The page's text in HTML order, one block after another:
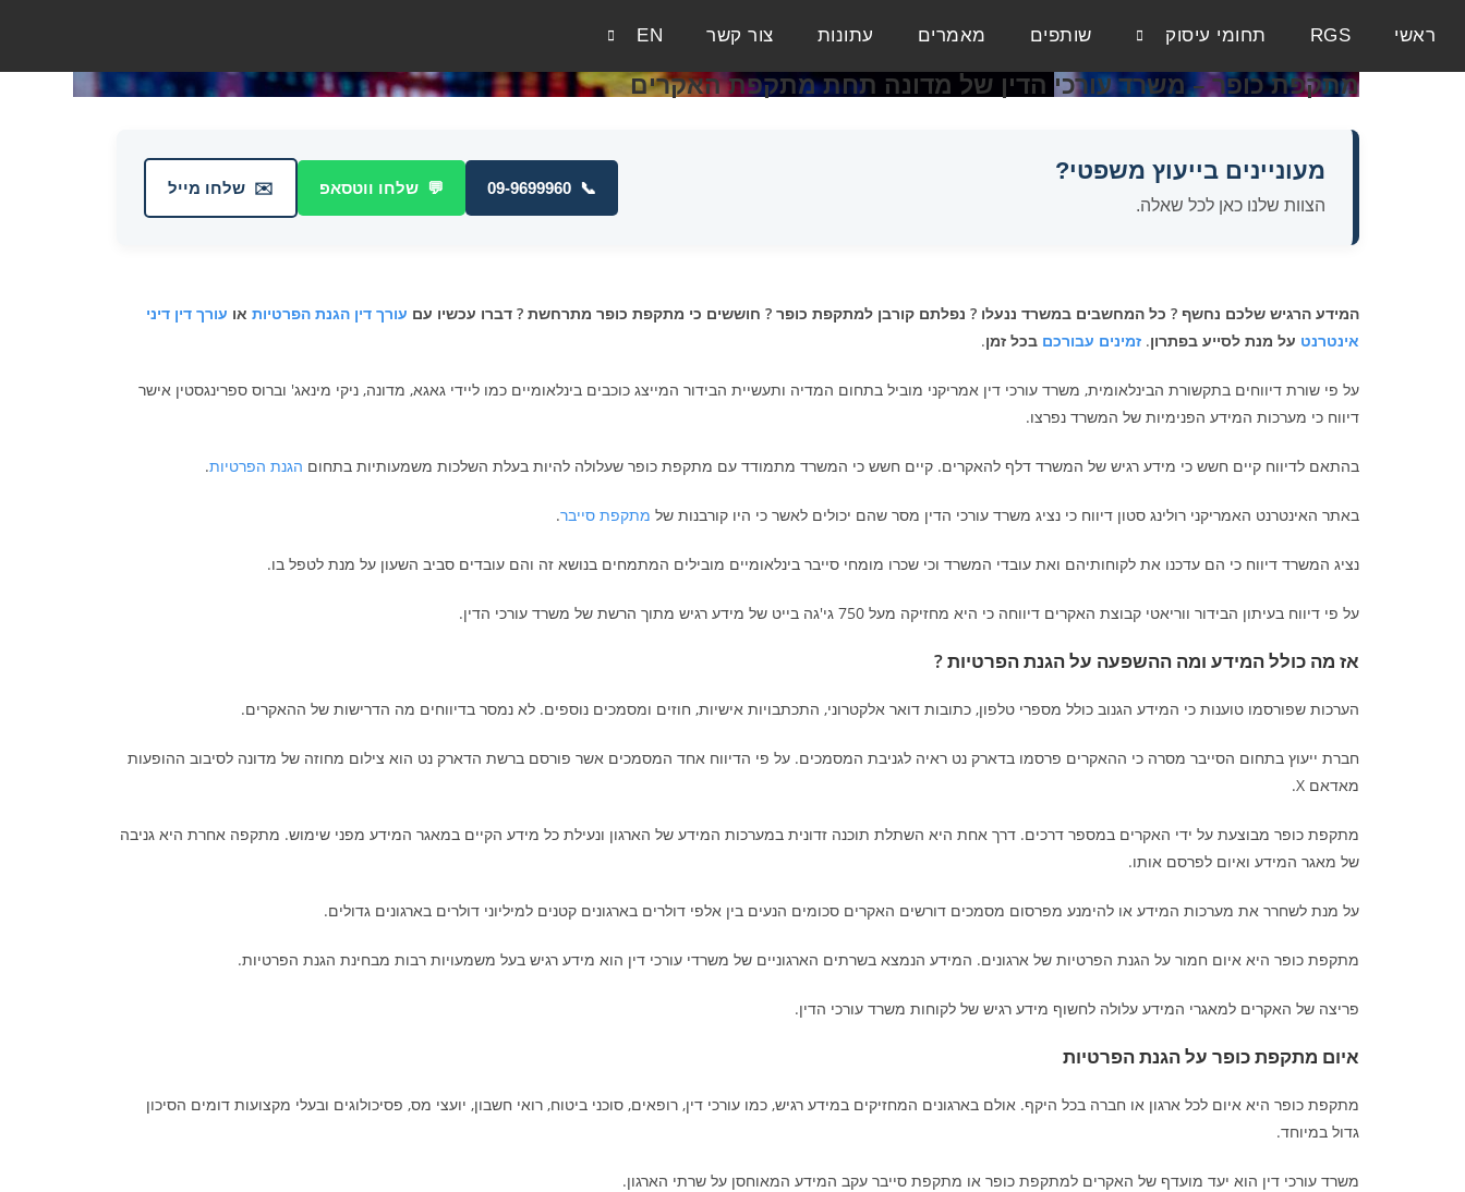
ראשי RGS תחומי עיסוק שותפים מאמרים עתונות צור קשר EN
מתקפת כופר – משרד עורכי הדין של מדונה תחת מתקפת האקרים
מעוניינים בייעוץ משפטי?
הצוות שלנו כאן לכל שאלה.
📞
09-9699960
💬 שלחו ווטסאפ ✉️ שלחו מייל
המידע הרגיש שלכם נחשף ? כל המחשבים במשרד ננעלו ? נפלתם קורבן למתקפת כופר ? חוששים כי מתקפת כופר מתרחשת ? דברו עכשיו עם עורך דין הגנת הפרטיות או עורך דין דיני
אינטרנט על מנת לסייע בפתרון. זמינים עבורכם בכל זמן.
על פי שורת דיווחים בתקשורת הבינלאומית, משרד עורכי דין אמריקני מוביל בתחום המדיה ותעשיית הבידור המייצג כוכבים בינלאומיים כמו ליידי גאגא, מדונה, ניקי מינאג' וברוס ספרינגסטין אישר
דיווח כי מערכות המידע הפנימיות של המשרד נפרצו.
בהתאם לדיווח קיים חשש כי מידע רגיש של המשרד דלף להאקרים. קיים חשש כי המשרד מתמודד עם מתקפת כופר שעלולה להיות בעלת השלכות משמעותיות בתחום הגנת הפרטיות.
באתר האינטרנט האמריקני רולינג סטון דיווח כי נציג משרד עורכי הדין מסר שהם יכולים לאשר כי היו קורבנות של מתקפת סייבר.
נציג המשרד דיווח כי הם עדכנו את לקוחותיהם ואת עובדי המשרד וכי שכרו מומחי סייבר בינלאומיים מובילים המתמחים בנושא זה והם עובדים סביב השעון על מנת לטפל בו.
על פי דיווח בעיתון הבידור ווריאטי קבוצת האקרים דיווחה כי היא מחזיקה מעל 750 גי'גה בייט של מידע רגיש מתוך הרשת של משרד עורכי הדין.
אז מה כולל המידע ומה ההשפעה על הגנת הפרטיות ?
הערכות שפורסמו טוענות כי המידע הגנוב כולל מספרי טלפון, כתובות דואר אלקטרוני, התכתבויות אישיות, חוזים ומסמכים נוספים. לא נמסר בדיווחים מה הדרישות של ההאקרים.
חברת ייעוץ בתחום הסייבר מסרה כי ההאקרים פרסמו בדארק נט ראיה לגניבת המסמכים. על פי הדיווח אחד המסמכים אשר פורסם ברשת הדארק נט הוא צילום מחוזה של מדונה לסיבוב ההופעות
מאדאם X.
מתקפת כופר מבוצעת על ידי האקרים במספר דרכים. דרך אחת היא השתלת תוכנה זדונית במערכות המידע של הארגון ונעילת כל מידע הקיים במאגר המידע מפני שימוש. מתקפה אחרת היא גניבה
של מאגר המידע ואיום לפרסם אותו.
על מנת לשחרר את מערכות המידע או להימנע מפרסום מסמכים דורשים האקרים סכומים הנעים בין אלפי דולרים בארגונים קטנים למיליוני דולרים בארגונים גדולים.
מתקפת כופר היא איום חמור על הגנת הפרטיות של ארגונים. המידע הנמצא בשרתים הארגוניים של משרדי עורכי דין הוא מידע רגיש בעל משמעויות רבות מבחינת הגנת הפרטיות.
פריצה של האקרים למאגרי המידע עלולה לחשוף מידע רגיש של לקוחות משרד עורכי הדין.
איום מתקפת כופר על הגנת הפרטיות
מתקפת כופר היא איום לכל ארגון או חברה בכל היקף. אולם בארגונים המחזיקים במידע רגיש, כמו עורכי דין, רופאים, סוכני ביטוח, רואי חשבון, יועצי מס, פסיכולוגים ובעלי מקצועות דומים הסיכון
גדול במיוחד.
משרד עורכי דין הוא יעד מועדף של האקרים למתקפת כופר או מתקפת סייבר עקב המידע המאוחסן על שרתי הארגון.